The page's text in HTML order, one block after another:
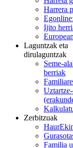
Harrera
Ijito
Laguntzak eta
dirulaguntzak
Seme-
berriak
Zerbitzuak
Familia